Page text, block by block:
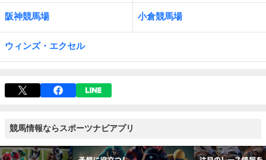
阪神競馬場 小倉競馬場
ウィンズ・エクセル
競馬情報ならスポーツナビアプリ